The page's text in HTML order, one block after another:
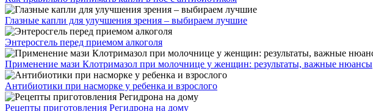
Глазные капли для улучшения зрения – выбираем лучшие
Энтеросгель перед приемом алкоголя
Применение мази Клотримазол при молочнице у женщин: результаты, важные нюансы
Антибиотики при насморке у ребенка и взрослого
Рецепты приготовления Регидрона на дому